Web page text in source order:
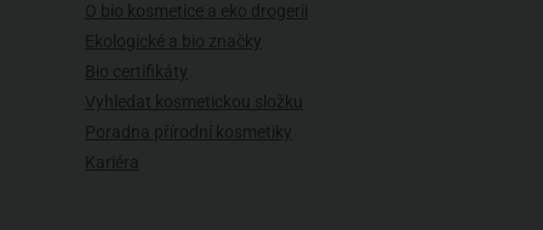
O bio kosmetice a eko drogerii
Ekologické a bio značky
Bio certifikáty
Vyhledat kosmetickou složku
Poradna přírodní kosmetiky
Kariéra